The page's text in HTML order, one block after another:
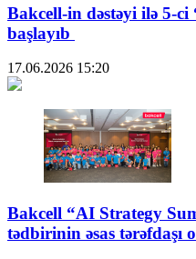
Bakcell-in dəstəyi ilə 5-ci
başlayıb
17.06.2026 15:20
Bakcell “AI Strategy
tədbirinin əsas tərəfdaşı